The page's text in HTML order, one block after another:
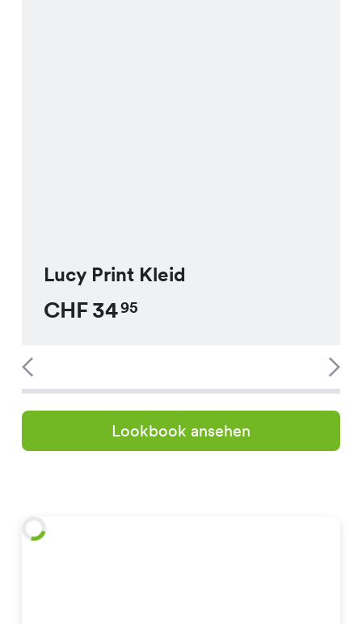
Lucy Print Kleid
CHF3495
Lookbook ansehen